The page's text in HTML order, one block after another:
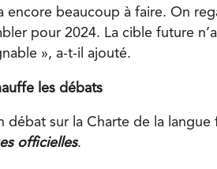
encore beaucoup à faire. On
pour 2024. La cible future
», a-t-il ajouté.
les débats
débat sur la Charte de la
officielles.